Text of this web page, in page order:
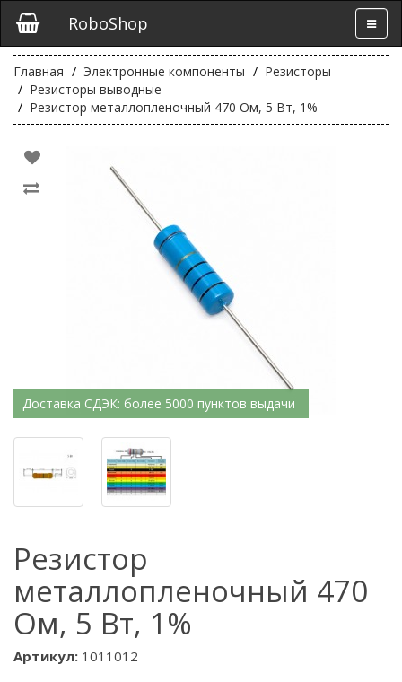
RoboShop
Главная Электронные компоненты
Резисторы
Резисторы выводные
Резистор металлопленочный 470 Ом, 5 Вт, 1%
Доставка СДЭК: более 5000 пунктов выдачи
Резистор
металлопленочный 470
Ом, 5 Вт, 1%
Артикул: 1011012